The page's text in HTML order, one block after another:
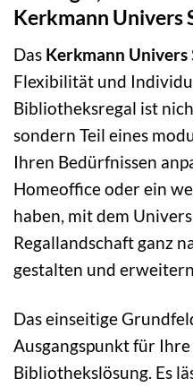
Kerkmann Univers
Das Kerkmann Univers
Flexibilität und
Bibliotheksregal ist
sondern Teil eines
Ihren Bedürfnissen
Homeoffice oder ein
haben, mit dem
Regallandschaft ganz
gestalten und
Das einseitige
Ausgangspunkt für
Bibliothekslösung. Es